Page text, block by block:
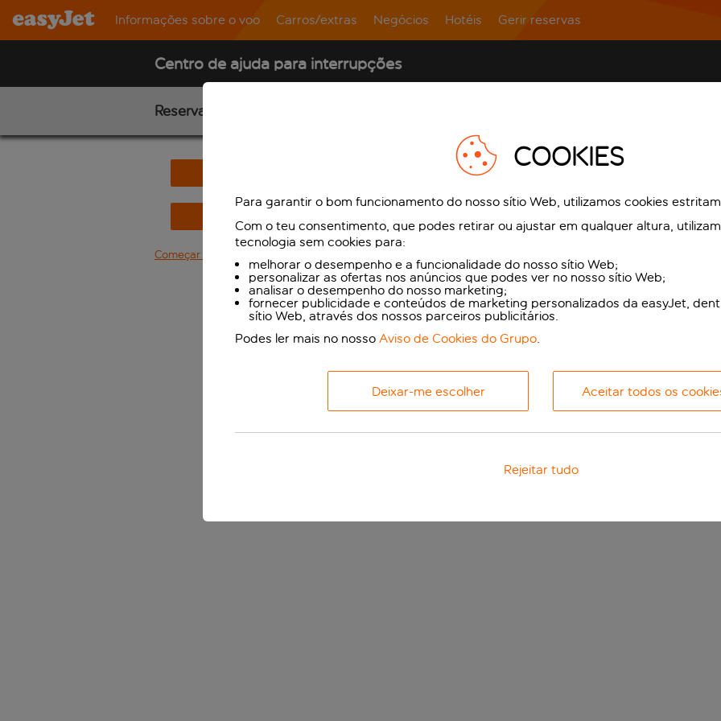
Informações sobre o voo Carros/extras Negócios Hotéis Gerir reservas
Centro de ajuda para interrupções
Reservaste com a Expedia?
Começar de novo
COOKIES
Para garantir o bom funcionamento do nosso sítio Web, utilizamos cookies
Com o teu consentimento, que podes retirar ou ajustar em qualquer altura,
tecnologia sem cookies para:
melhorar o desempenho e a funcionalidade do nosso sítio Web;
personalizar as ofertas nos anúncios que podes ver no nosso sítio Web;
analisar o desempenho do nosso marketing;
fornecer publicidade e conteúdos de marketing personalizados da easyJet,
sítio Web, através dos nossos parceiros publicitários.
Podes ler mais no nosso Aviso de Cookies do Grupo.
Deixar-me escolher Aceitar todos os
Rejeitar tudo